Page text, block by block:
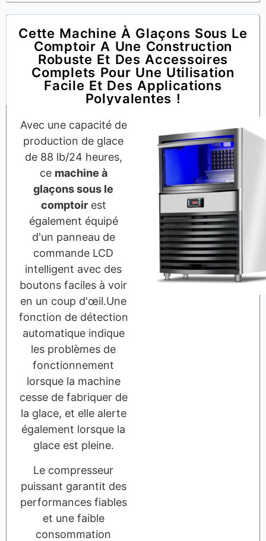
Cette Machine À Glaçons Sous Le
Comptoir A Une Construction
Robuste Et Des Accessoires
Complets Pour Une Utilisation
Facile Et Des Applications
Polyvalentes !
Avec une capacité de
production de glace
de 88 lb/24 heures,
ce machine à
glaçons sous le
comptoirest
également équipé
d'un panneau de
commande LCD
intelligent avec des
boutons faciles à voir
en un coup d'œil.Une
fonction de détection
automatique indique
les problèmes de
fonctionnement
lorsque la machine
cesse de fabriquer de
la glace, et elle alerte
également lorsque la
glace est pleine.
Le compresseur
puissant garantit des
performances fiables
et une faible
consommation